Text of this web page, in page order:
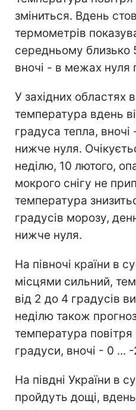
зміниться. Вдень
термометрів
середньому близько
вночі - в межах нуля
У західних областях
температура вдень
градуса тепла, вночі
нижче нуля.
неділю, 10 лютого,
мокрого снігу не
температура
градусів морозу,
нижче нуля.
На півночі країни в
місцями сильний,
від 2 до 4 градусів
неділю також
температура
градуси, вночі - 0 ...
На півдні України в
пройдуть дощі,